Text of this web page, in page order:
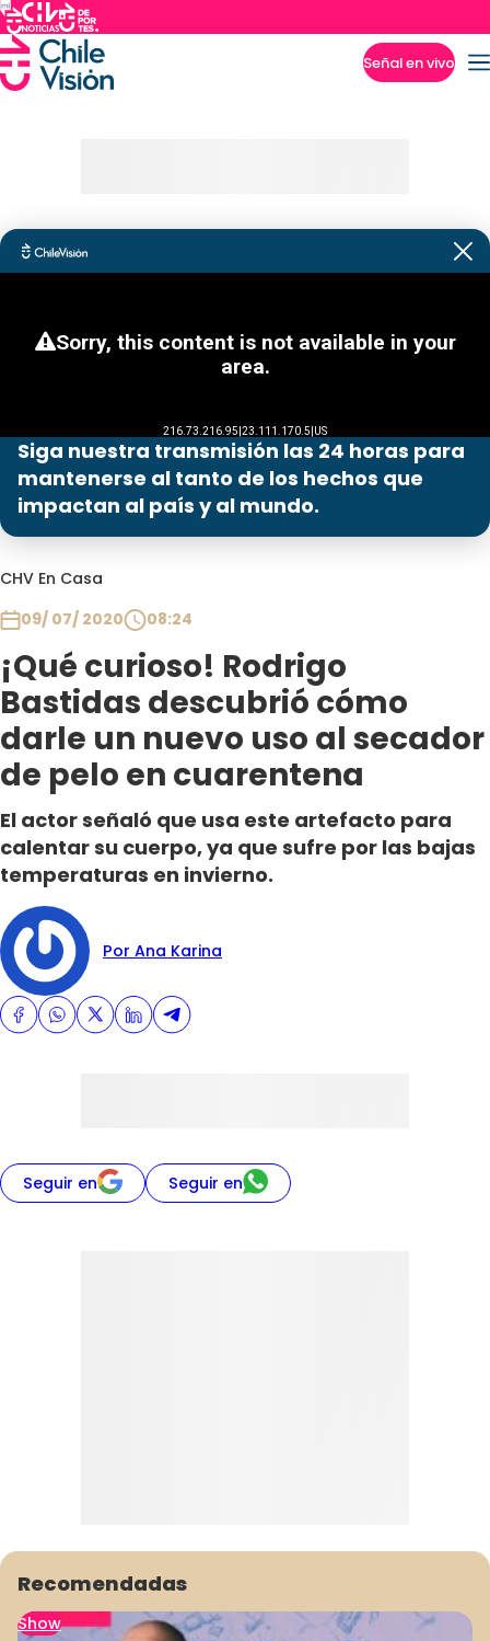
Señal en vivo
Siga nuestra transmisión las 24 horas para
mantenerse al tanto de los hechos que
impactan al país y al mundo.
CHV En Casa
09/ 07/ 2020
08:24
¡Qué curioso! Rodrigo
Bastidas descubrió cómo
darle un nuevo uso al secador
de pelo en cuarentena
El actor señaló que usa este artefacto para
calentar su cuerpo, ya que sufre por las bajas
temperaturas en invierno.
Por Ana Karina
Seguir en Seguir en
Recomendadas
Show
Programas
Contigo en Directo
Plan Perfecto
El Tiempo
Sabingo
Todos Los Programas